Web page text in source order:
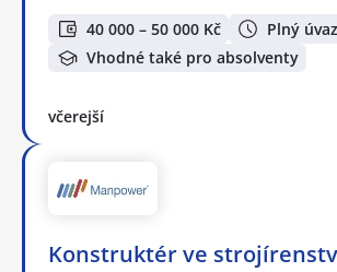
40 000 – 50 000 Kč
Plný
Vhodné také pro absolventy
včerejší
Konstruktér ve